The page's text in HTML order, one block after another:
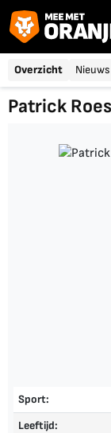
Overzicht Nieuws
Patrick
Sport:
Leeftijd: